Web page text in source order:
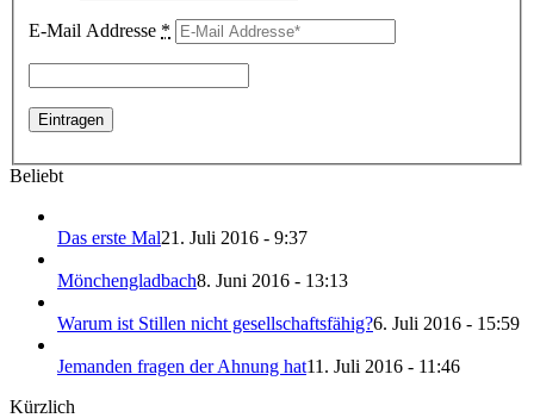
E-Mail Addresse *
Beliebt
Das erste Mal21. Juli 2016 - 9:37
Mönchengladbach8. Juni 2016 - 13:13
Warum ist Stillen nicht gesellschaftsfähig?6. Juli 2016 - 15:59
Jemanden fragen der Ahnung hat11. Juli 2016 - 11:46
Kürzlich